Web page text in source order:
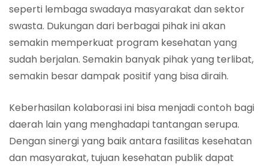
seperti lembaga swadaya masyarakat dan sektor
swasta. Dukungan dari berbagai pihak ini akan
semakin memperkuat program kesehatan yang
sudah berjalan. Semakin banyak pihak yang terlibat,
semakin besar dampak positif yang bisa diraih.
Keberhasilan kolaborasi ini bisa menjadi contoh bagi
daerah lain yang menghadapi tantangan serupa.
Dengan sinergi yang baik antara fasilitas kesehatan
dan masyarakat, tujuan kesehatan publik dapat